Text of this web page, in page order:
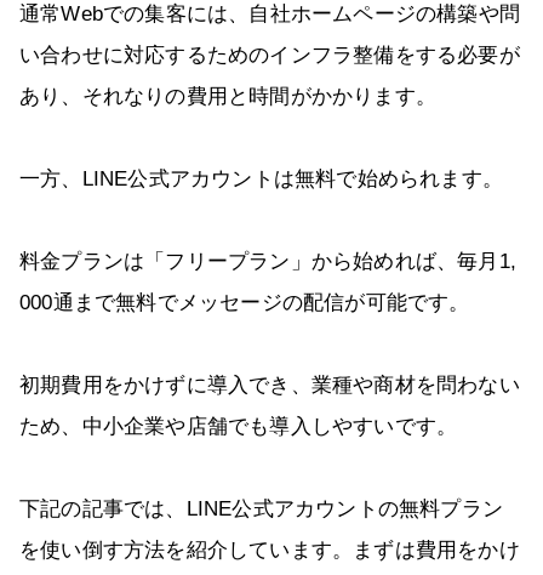
通常Webでの集客には、自社ホームページの構築や問
い合わせに対応するためのインフラ整備をする必要が
あり、それなりの費用と時間がかかります。
一方、LINE公式アカウントは無料で始められます。
料金プランは「フリープラン」から始めれば、毎月1,
000通まで無料でメッセージの配信が可能です。
初期費用をかけずに導入でき、業種や商材を問わない
ため、中小企業や店舗でも導入しやすいです。
下記の記事では、LINE公式アカウントの無料プラン
を使い倒す方法を紹介しています。まずは費用をかけ